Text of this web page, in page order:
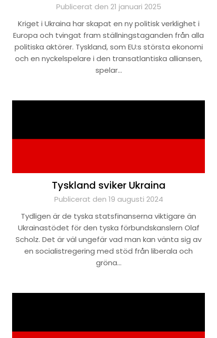
Publicerat den 21 januari 2025
Kriget i Ukraina har skapat en ny politisk verklighet i
Europa och tvingat fram ställningstaganden från alla
politiska aktörer. Tyskland, som EU:s största ekonomi
och en nyckelspelare i den transatlantiska alliansen,
spelar…
Tyskland sviker Ukraina
Publicerat den 19 augusti 2024
Tydligen är de tyska statsfinanserna viktigare än
Ukrainastödet för den tyska förbundskanslern Olaf
Scholz. Det är väl ungefär vad man kan vänta sig av
en socialistregering med stöd från liberala och
gröna…